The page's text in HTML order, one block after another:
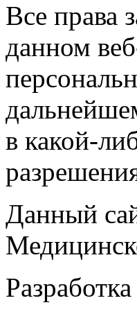
Все права
данном
в какой-
Данный